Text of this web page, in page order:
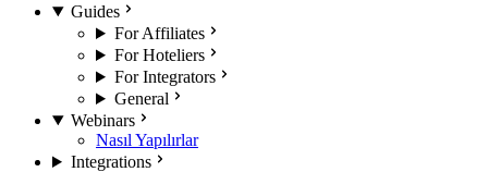
Guides
For Affiliates
For Hoteliers
For Integrators
General
Webinars
Nasıl Yapılırlar
Integrations